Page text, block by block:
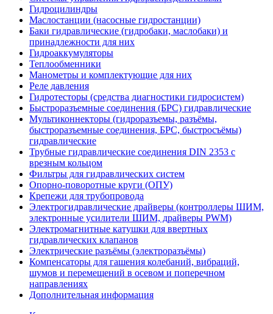
Гидроцилиндры
Маслостанции (насосные гидростанции)
Баки гидравлические (гидробаки, маслобаки) и
принадлежности для них
Гидроаккумуляторы
Теплообменники
Манометры и комплектующие для них
Реле давления
Гидротесторы (средства диагностики гидросистем)
Быстроразъемные соединения (БРС) гидравлические
Мультиконнекторы (гидроразъемы, разъёмы,
быстроразъемные соединения, БРС, быстросъёмы)
гидравлические
Трубные гидравлические соединения DIN 2353 с
врезным кольцом
Фильтры для гидравлических систем
Опорно-поворотные круги (ОПУ)
Крепежи для трубопровода
Электрогидравлические драйверы (контроллеры ШИМ,
электронные усилители ШИМ, драйверы PWM)
Электромагнитные катушки для ввертных
гидравлических клапанов
Электрические разъёмы (электроразъёмы)
Компенсаторы для гашения колебаний, вибраций,
шумов и перемещений в осевом и поперечном
направлениях
Дополнительная информация